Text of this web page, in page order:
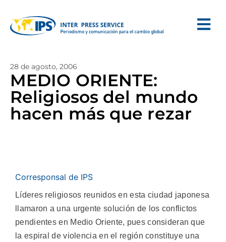
28 de agosto, 2006
MEDIO ORIENTE:
Religiosos del mundo
hacen más que rezar
Corresponsal de IPS
Líderes religiosos reunidos en esta ciudad japonesa
llamaron a una urgente solución de los conflictos
pendientes en Medio Oriente, pues consideran que
la espiral de violencia en el región constituye una